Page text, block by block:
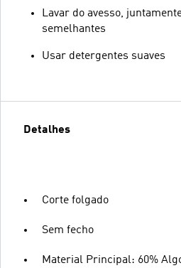
Lavar do avesso,
semelhantes
Usar detergentes suaves
Detalhes
Corte folgado
Sem fecho
Material Principal: 60%